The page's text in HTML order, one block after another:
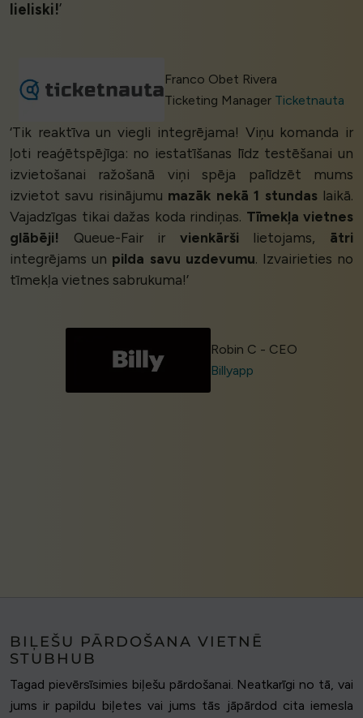
lieliski!’
Franco Obet Rivera
Ticketing Manager Ticketnauta
‘Tik reaktīva un viegli integrējama! Viņu komanda ir
ļoti reaģētspējīga: no iestatīšanas līdz testēšanai un
izvietošanai ražošanā viņi spēja palīdzēt mums
izvietot savu risinājumu mazāk nekā 1 stundaslaikā.
Vajadzīgas tikai dažas koda rindiņas. Tīmekļa vietnes
glābēji! Queue-Fair ir vienkārši lietojams, ātri
integrējams un pilda savu uzdevumu. Izvairieties no
tīmekļa vietnes sabrukuma!’
Robin C - CEO
Billyapp
BIĻEŠU PĀRDOŠANA VIETNĒ
STUBHUB
Tagad pievērsīsimies biļešu pārdošanai. Neatkarīgi no tā, vai
jums ir papildu biļetes vai jums tās jāpārdod cita iemesla